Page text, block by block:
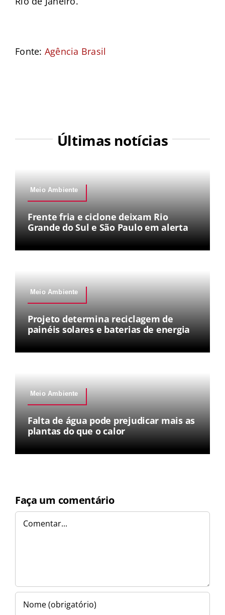
Fonte: Agência Brasil
Últimas notícias
Meio Ambiente
Frente fria e ciclone deixam Rio
Grande do Sul e São Paulo em alerta
Meio Ambiente
Projeto determina reciclagem de
painéis solares e baterias de energia
Meio Ambiente
Falta de água pode prejudicar mais as
plantas do que o calor
Faça um comentário
Comentar